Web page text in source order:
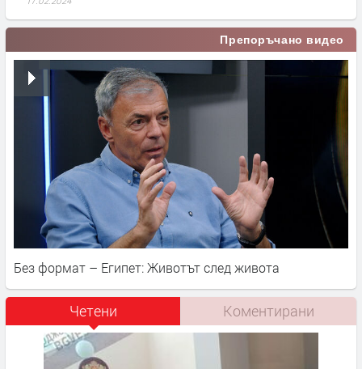
Препоръчано видео
Без формат – Египет: Животът след живота
Четени Коментирани